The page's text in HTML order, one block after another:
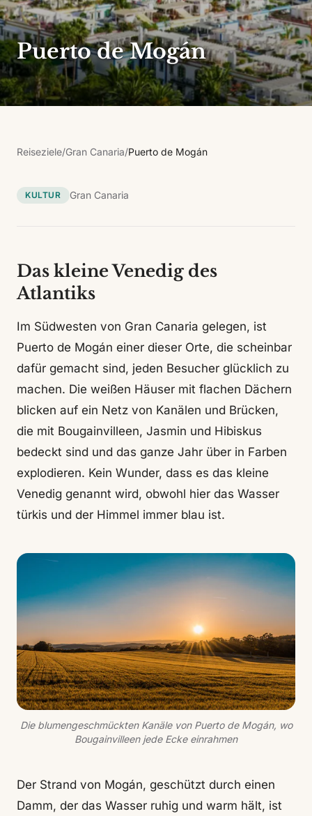
Puerto de Mogán
Reiseziele/Gran Canaria/Puerto de Mogán
KULTUR Gran Canaria
Das kleine Venedig des
Atlantiks
Im Südwesten von Gran Canaria gelegen, ist
Puerto de Mogán einer dieser Orte, die scheinbar
dafür gemacht sind, jeden Besucher glücklich zu
machen. Die weißen Häuser mit flachen Dächern
blicken auf ein Netz von Kanälen und Brücken,
die mit Bougainvilleen, Jasmin und Hibiskus
bedeckt sind und das ganze Jahr über in Farben
explodieren. Kein Wunder, dass es das kleine
Venedig genannt wird, obwohl hier das Wasser
türkis und der Himmel immer blau ist.
Die blumengeschmückten Kanäle von Puerto de Mogán, wo
Bougainvilleen jede Ecke einrahmen
Der Strand von Mogán, geschützt durch einen
Damm, der das Wasser ruhig und warm hält, ist